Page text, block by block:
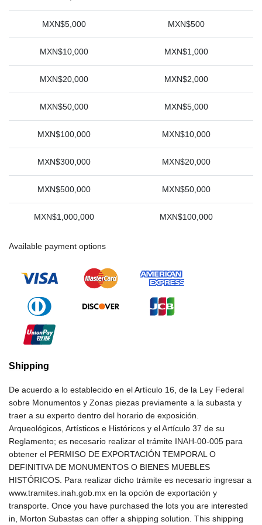
MXN$5,000 MXN$500
MXN$10,000 MXN$1,000
MXN$20,000 MXN$2,000
MXN$50,000 MXN$5,000
MXN$100,000 MXN$10,000
MXN$300,000 MXN$20,000
MXN$500,000 MXN$50,000
MXN$1,000,000 MXN$100,000
Available payment options
Shipping
De acuerdo a lo establecido en el Artículo 16, de la Ley Federal
sobre Monumentos y Zonas piezas previamente a la subasta y
traer a su experto dentro del horario de exposición.
Arqueológicos, Artísticos e Históricos y el Artículo 37 de su
Reglamento; es necesario realizar el trámite INAH-00-005 para
obtener el PERMISO DE EXPORTACIÓN TEMPORAL O
DEFINITIVA DE MONUMENTOS O BIENES MUEBLES
HISTÓRICOS. Para realizar dicho trámite es necesario ingresar a
www.tramites.inah.gob.mx en la opción de exportación y
transporte. Once you have purchased the lots you are interested
in, Morton Subastas can offer a shipping solution. This shipping